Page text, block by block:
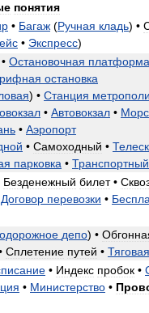
понятия
• Багаж (Ручная кладь) •
• Экспресс)
• Остановочная платформа
остановка
) • Станция
• Автовокзал •
• Аэропорт
• Самоходный •
парковка • Транспортный
Безденежный билет•
Договор перевозки •
депо) •
Сплетение путей • Тяговая
• Индекс пробок •
• Министерство •